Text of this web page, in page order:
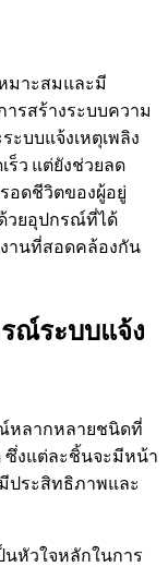
มาะสมและมี
รสร้างระบบความ
ะบบแจ้งเหตุเพลิง
ร็ว แต่ยังช่วยลด
อดชีวิตของผู้อยู่
วยอุปกรณ์ที่ได้
านที่สอดคล้องกัน
ณ์ระบบแจ้ง
หลากหลายชนิดที่
ซึ่งแต่ละชิ้นจะมีหน้า
ประสิทธิภาพและ
นหัวใจหลักในการ